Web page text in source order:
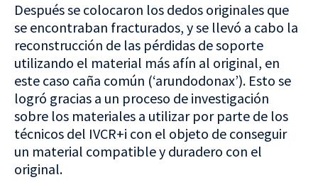
Después se colocaron los dedos originales que
se encontraban fracturados, y se llevó a cabo la
reconstrucción de las pérdidas de soporte
utilizando el material más afín al original, en
este caso caña común (‘arundodonax’). Esto se
logró gracias a un proceso de investigación
sobre los materiales a utilizar por parte de los
técnicos del IVCR+i con el objeto de conseguir
un material compatible y duradero con el
original.